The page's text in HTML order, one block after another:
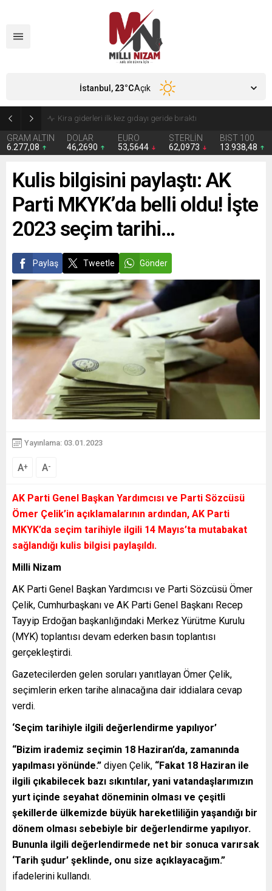
GRAM ALTIN
6.277,08
DOLAR
46,2690
EURO
53,5644
STERLİN
62,0973
BIST 100
13.938,48
İstanbul, 23°CAçık
Kulis bilgisini paylaştı: AK
Parti MKYK’da belli oldu! İşte
2023 seçim tarihi…
Paylaş Tweetle Gönder
Yayınlama: 03.01.2023
A+ A-
AK Parti Genel Başkan Yardımcısı ve Parti Sözcüsü
Ömer Çelik’in açıklamalarının ardından, AK Parti
MKYK’da seçim tarihiyle ilgili 14 Mayıs’ta mutabakat
sağlandığı kulis bilgisi paylaşıldı.
Milli Nizam
AK Parti Genel Başkan Yardımcısı ve Parti Sözcüsü Ömer
Çelik, Cumhurbaşkanı ve AK Parti Genel Başkanı Recep
Tayyip Erdoğan başkanlığındaki Merkez Yürütme Kurulu
(MYK) toplantısı devam ederken basın toplantısı
gerçekleştirdi.
Gazetecilerden gelen soruları yanıtlayan Ömer Çelik,
seçimlerin erken tarihe alınacağına dair iddialara cevap
verdi.
‘Seçim tarihiyle ilgili değerlendirme yapılıyor’
“Bizim irademiz seçimin 18 Haziran’da, zamanında
yapılması yönünde.” diyen Çelik, “Fakat 18 Haziran ile
ilgili çıkabilecek bazı sıkıntılar, yani vatandaşlarımızın
yurt içinde seyahat döneminin olması ve çeşitli
şekillerde ülkemizde büyük hareketliliğin yaşandığı bir
dönem olması sebebiyle bir değerlendirme yapılıyor.
Bununla ilgili değerlendirmede net bir sonuca varırsak
‘Tarih şudur’ şeklinde, onu size açıklayacağım.”
ifadelerini kullandı.